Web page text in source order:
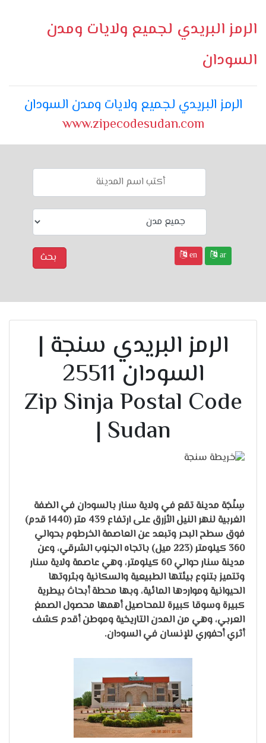
الرمز البريدي لجميع ولايات ومدن
السودان
الرمز البريدي لجميع ولايات ومدن السودان
www.zipecodesudan.com
ar
en
الرمز البريدي سنجة |
السودان 25511
Zip Sinja Postal Code
| Sudan
سِنْجَة مدينة تقع في ولاية سنار بالسودان في الضفة
الغربية لنهر النيل الأزرق على ارتفاع 439 متر (1440 قدم)
فوق سطح البحر وتبعد عن العاصمة الخرطوم بحوالي
360 كيلومتر (223 ميل) باتجاه الجنوب الشرقي، وعن
مدينة سنار حوالي 60 كيلومتر، وهي عاصمة ولاية سنار
وتتميز بتنوع بيئتها الطبيعية والسكانية وبثروتها
الحيوانية ومواردها المائية، وبها محطة أبحاث بيطرية
كبيرة وسوقا كبيرة للمحاصيل أهمها محصول الصمغ
العربي، وهي من المدن التاريخية وموطن أقدم كشف
أثري أحفوري للإنسان في السودان.